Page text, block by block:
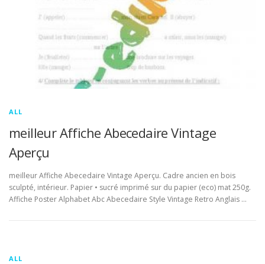
ALL
meilleur Affiche Abecedaire Vintage
Aperçu
meilleur Affiche Abecedaire Vintage Aperçu. Cadre ancien en bois
sculpté, intérieur. Papier • sucré imprimé sur du papier (eco) mat 250g.
Affiche Poster Alphabet Abc Abecedaire Style Vintage Retro Anglais …
ALL